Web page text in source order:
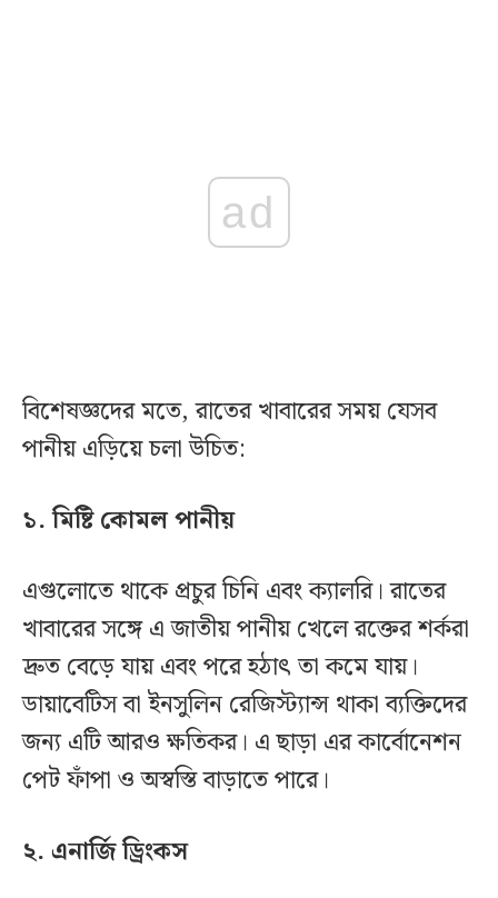
ad
বিশেষজ্ঞদের মতে, রাতের খাবারের সময় যেসব
পানীয় এড়িয়ে চলা উচিত:
১. মিষ্টি কোমল পানীয়
এগুলোতে থাকে প্রচুর চিনি এবং ক্যালরি। রাতের
খাবারের সঙ্গে এ জাতীয় পানীয় খেলে রক্তের শর্করা
দ্রুত বেড়ে যায় এবং পরে হঠাৎ তা কমে যায়।
ডায়াবেটিস বা ইনসুলিন রেজিস্ট্যান্স থাকা ব্যক্তিদের
জন্য এটি আরও ক্ষতিকর। এ ছাড়া এর কার্বোনেশন
পেট ফাঁপা ও অস্বস্তি বাড়াতে পারে।
২. এনার্জি ড্রিংকস